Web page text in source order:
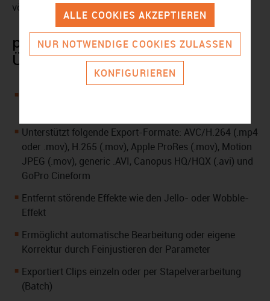
völlig neue Art und Weise zu präsentieren.
proDAD ProDRENALIN V2+ in der
Übersicht:
Unterstützt folgende Export-Formate: AVC/H.264 (.mp4
oder .mov), H.265 (.mov), Apple ProRes (.mov), Motion
JPEG (.mov), generic .AVI, Canopus HQ/HQX (.avi) und
GoPro Cineform
Entfernt störende Effekte wie den Jello- oder Wobble-
Effekt
Ermöglicht automatische Bearbeitung oder eigene
Korrektur durch Feinjustieren der Parameter
Exportiert Clips einzeln oder per Stapelverarbeitung
(Batch)
NUR NOTWENDIGE COOKIES ZULASSEN
KONFIGURIEREN
ALLE COOKIES AKZEPTIEREN